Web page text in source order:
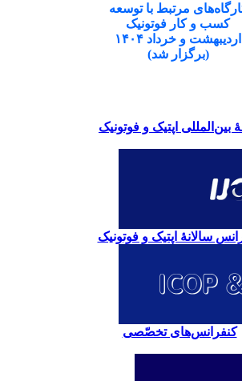
مرتبط با توسعه
کسب و کار فوتونیک
و خرداد ۱۴۰۴
(برگزار شد)
بین‌المللی اپتیک و فوتونیک
سالانۀ اپتیک و فوتونیک
کنفرانس‌های تخصّصی